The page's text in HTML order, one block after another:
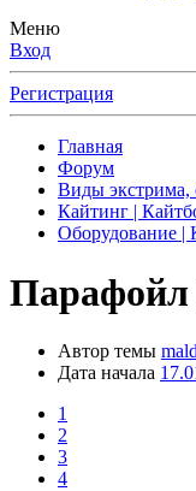
Меню
Вход
Регистрация
Главная
Форум
Виды экстрима,
Кайтинг |
Оборудование |
Парафойл
Автор темы
Дата начала
1
2
3
4